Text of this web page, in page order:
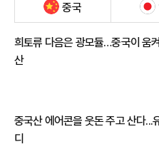
중국
희토류 다음은 광모듈…중국이 움
산
중국산 에어콘을 웃돈 주고 산다...
디